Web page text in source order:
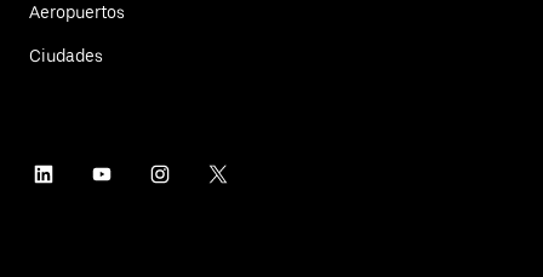
Aeropuertos
Ciudades